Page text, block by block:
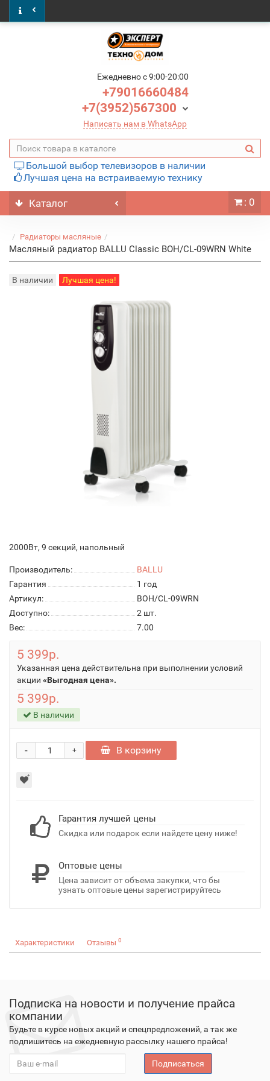
Ежедневно c 9:00-20:00
+79016660484
+7(3952)567300
Написать нам в WhatsApp
Большой выбор телевизоров в наличии
Лучшая цена на встраиваемую технику
Каталог : 0
Радиаторы масляные
Масляный радиатор BALLU Classic BOH/CL-09WRN White
В наличии Лучшая цена!
2000Вт, 9 секций, напольный
Производитель:
BALLU
Гарантия
1 год
Артикул:
BOH/CL-09WRN
Доступно:
2 шт.
Вес:
7.00
5 399р.
Указанная цена действительна при выполнении условий
акции «Выгодная цена».
5 399р.
В наличии
+
- В корзину
Гарантия лучшей цены
Скидка или подарок если найдете цену ниже!
Оптовые цены
Цена зависит от объема закупки, что бы
узнать оптовые цены зарегистрируйтесь
Характеристики Отзывы 0
Подписка на новости и получение прайса
компании
Будьте в курсе новых акций и спецпредложений, а так же
подпишитесь на ежедневную рассылку нашего прайса!
Подписаться